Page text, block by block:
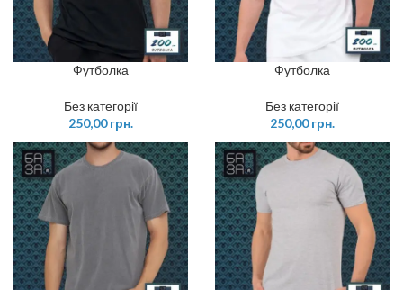
Футболка
Без категорії
250,00грн.
Футболка
Без категорії
250,00грн.